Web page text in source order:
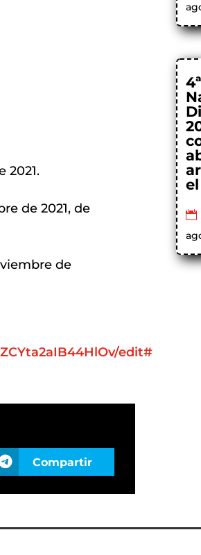
2021.
de 2021, de
de
edit#
Compartir